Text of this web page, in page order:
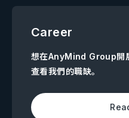
Career
想在AnyMind Group開
查看我們的職缺。